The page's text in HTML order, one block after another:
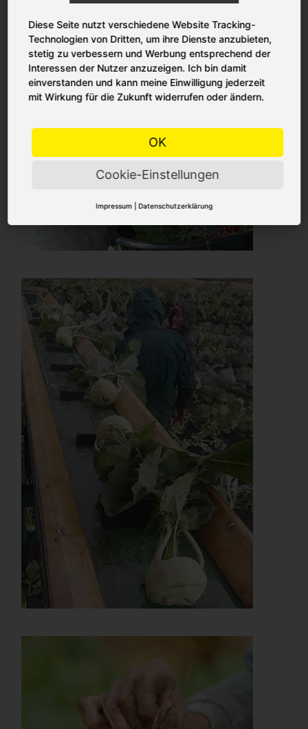
Diese Seite nutzt verschiedene Website Tracking-
Technologien von Dritten, um ihre Dienste anzubieten,
stetig zu verbessern und Werbung entsprechend der
Interessen der Nutzer anzuzeigen. Ich bin damit
einverstanden und kann meine Einwilligung jederzeit
mit Wirkung für die Zukunft widerrufen oder ändern.
OK
Cookie-Einstellungen
Impressum Datenschutzerklärung